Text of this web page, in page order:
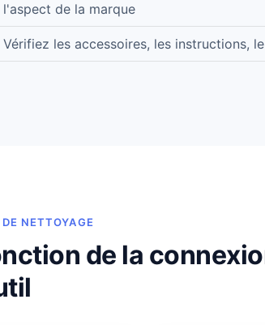
l'aspect de la marque
Vérifiez les accessoires, les instructions,
NETTOYAGE
de la